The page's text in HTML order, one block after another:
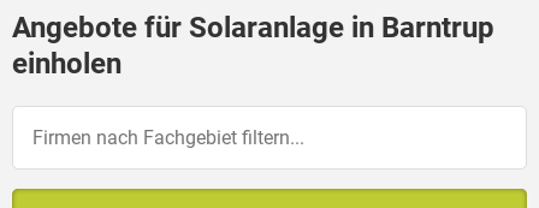
Angebote für Solaranlage in Barntrup
einholen